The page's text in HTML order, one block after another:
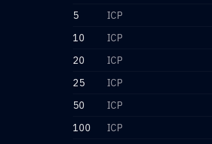
5
ICP
10
ICP
20
ICP
25
ICP
50
ICP
100
ICP